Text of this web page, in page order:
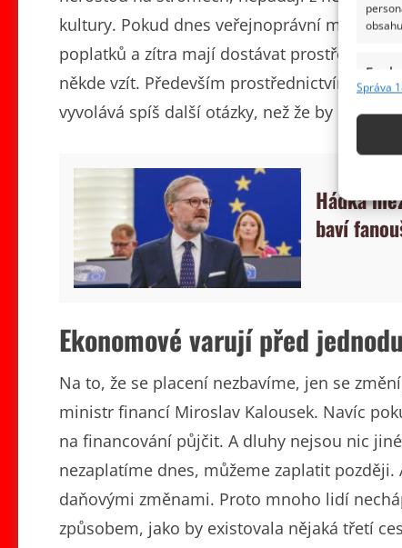
Funkce
Správa
kultury. Pokud dnes veřejnoprávní média
poplatků a zítra mají dostávat prostředky ze
někde vzít. Především prostřednictvím
vyvolává spíš další otázky, než že by
Hádka
baví
Ekonomové varují před
Na to, že se placení nezbavíme, jen se
ministr financí Miroslav Kalousek. Navíc
na financování půjčit. A dluhy nejsou nic
nezaplatíme dnes, můžeme zaplatit
daňovými změnami. Proto mnoho lidí
způsobem, jako by existovala nějaká třetí